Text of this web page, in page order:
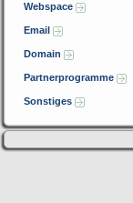
Webspace
Email
Domain
Partnerprogramme
Sonstiges